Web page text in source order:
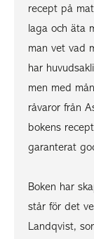
recept på
laga och äta
man vet vad
har
men med
råvaror från
bokens
garanterat
Boken har
står för det
Landqvist,